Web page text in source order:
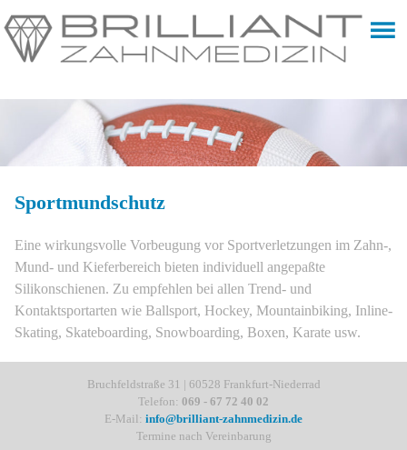
Sportmundschutz
Eine wirkungsvolle Vorbeugung vor Sportverletzungen im Zahn-,
Mund- und Kieferbereich bieten individuell angepaßte
Silikonschienen. Zu empfehlen bei allen Trend- und
Kontaktsportarten wie Ballsport, Hockey, Mountainbiking, Inline-
Skating, Skateboarding, Snowboarding, Boxen, Karate usw.
Bruchfeldstraße 31 | 60528 Frankfurt-Niederrad
Telefon: 069 - 67 72 40 02
E-Mail: info@brilliant-zahnmedizin.de
Termine nach Vereinbarung